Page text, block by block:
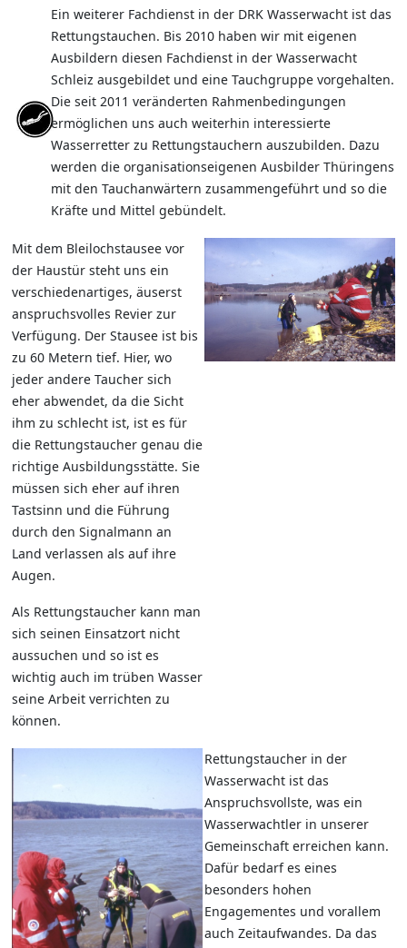
Ein weiterer Fachdienst in der DRK Wasserwacht ist das
Rettungstauchen. Bis 2010 haben wir mit eigenen
Ausbildern diesen Fachdienst in der Wasserwacht
Schleiz ausgebildet und eine Tauchgruppe vorgehalten.
Die seit 2011 veränderten Rahmenbedingungen
ermöglichen uns auch weiterhin interessierte
Wasserretter zu Rettungstauchern auszubilden. Dazu
werden die organisationseigenen Ausbilder Thüringens
mit den Tauchanwärtern zusammengeführt und so die
Kräfte und Mittel gebündelt.
Mit dem Bleilochstausee vor
der Haustür steht uns ein
verschiedenartiges, äuserst
anspruchsvolles Revier zur
Verfügung. Der Stausee ist bis
zu 60 Metern tief. Hier, wo
jeder andere Taucher sich
eher abwendet, da die Sicht
ihm zu schlecht ist, ist es für
die Rettungstaucher genau die
richtige Ausbildungsstätte. Sie
müssen sich eher auf ihren
Tastsinn und die Führung
durch den Signalmann an
Land verlassen als auf ihre
Augen.
Als Rettungstaucher kann man
sich seinen Einsatzort nicht
aussuchen und so ist es
wichtig auch im trüben Wasser
seine Arbeit verrichten zu
können.
Rettungstaucher in der
Wasserwacht ist das
Anspruchsvollste, was ein
Wasserwachtler in unserer
Gemeinschaft erreichen kann.
Dafür bedarf es eines
besonders hohen
Engagementes und vorallem
auch Zeitaufwandes. Da das